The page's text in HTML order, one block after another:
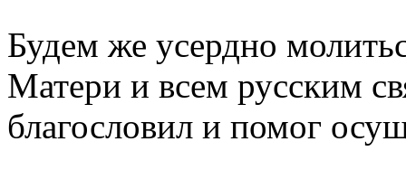
Будем же усердно
Матери и всем русским
благословил и помог